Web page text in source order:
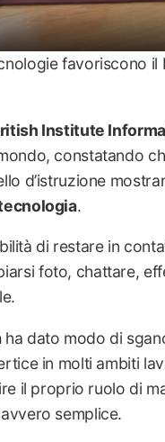
favoriscono il
Institute
constatando
d’istruzione
.
di restare in
foto, chattare,
ha dato modo di
in molti ambiti
il proprio ruolo di
semplice.